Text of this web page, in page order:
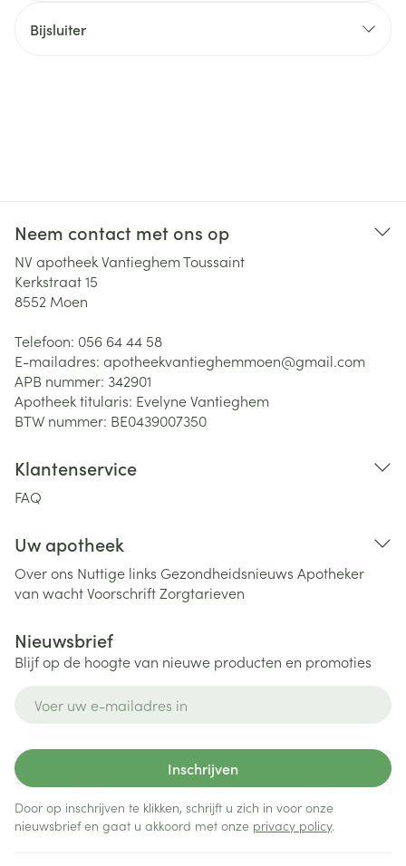
Bijsluiter
Neem contact met ons op
NV apotheek Vantieghem Toussaint
Kerkstraat 15
8552 Moen
Telefoon: 056 64 44 58
E-mailadres: apotheekvantieghemmoen@gmail.com
APB nummer: 342901
Apotheek titularis: Evelyne Vantieghem
BTW nummer: BE0439007350
Klantenservice
FAQ
Uw apotheek
Over ons Nuttige links Gezondheidsnieuws Apotheker
van wachtVoorschriftZorgtarieven
Nieuwsbrief
Blijf op de hoogte van nieuwe producten en promoties
Inschrijven
Door op inschrijven te klikken, schrijft u zich in voor onze
nieuwsbrief en gaat u akkoord met onze privacy policy.